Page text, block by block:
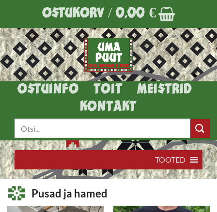
content
OSTUKORV /0,00 €
OSTUINFO TOIT
MEISTRID
KONTAKT
TOOTED
Pusad ja hamed